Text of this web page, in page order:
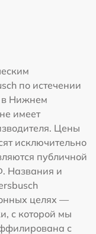
по истечении
в Нижнем
имеет
Цены
исключительно
публичной
Названия и
целях —
с которой мы
с